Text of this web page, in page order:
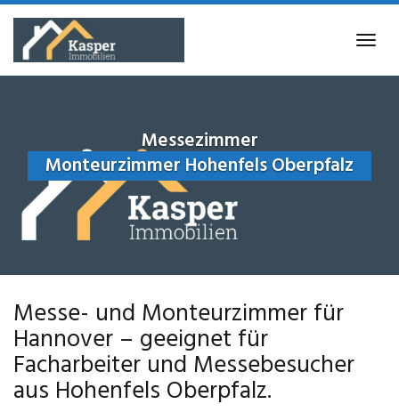
Skip
main
Messezimmer
Monteurzimmer Hohenfels Oberpfalz
Messe- und Monteurzimmer für
Hannover – geeignet für
Facharbeiter und Messebesucher
aus Hohenfels Oberpfalz.